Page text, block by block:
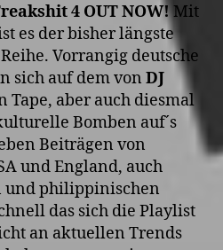
4 OUT NOW!Mit
es der bisher längste
Vorrangig deutsche
sich auf dem von DJ
Tape, aber auch diesmal
Bomben auf´s
Beiträgen von
und England, auch
und philippinischen
das sich die Playlist
an aktuellen Trends